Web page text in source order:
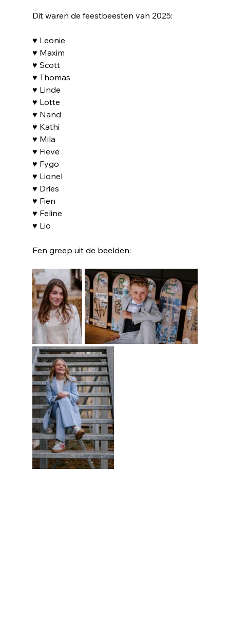
Dit waren de feestbeesten van 2025:
♥ Leonie
♥ Maxim
♥ Scott
♥ Thomas
♥ Linde
♥ Lotte
♥ Nand
♥ Kathi
♥ Mila
♥ Fieve
♥ Fygo
♥ Lionel
♥ Dries
♥ Fien
♥ Feline
♥ Lio
Een greep uit de beelden: